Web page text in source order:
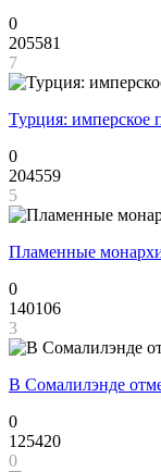
0
205581
7
Турция: имперское
0
204559
5
Пламенные
0
140106
3
В Сомалилэнде
0
125420
0